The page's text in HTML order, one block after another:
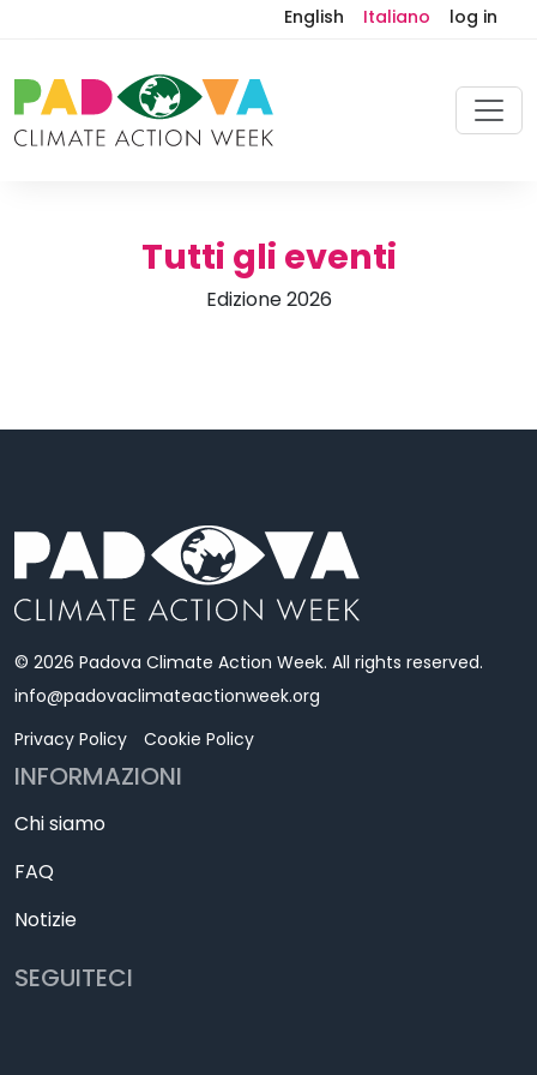
English Italiano log in
Tutti gli eventi
Edizione 2026
© 2026 Padova Climate Action Week. All rights reserved.
info@padovaclimateactionweek.org
Privacy Policy
Cookie Policy
INFORMAZIONI
Chi siamo
FAQ
Notizie
SEGUITECI